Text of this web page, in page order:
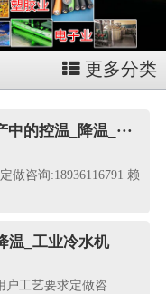
更多分类
的控温_降温_···
做咨询:18936116791 赖
温_工业冷水机
户工艺要求定做咨